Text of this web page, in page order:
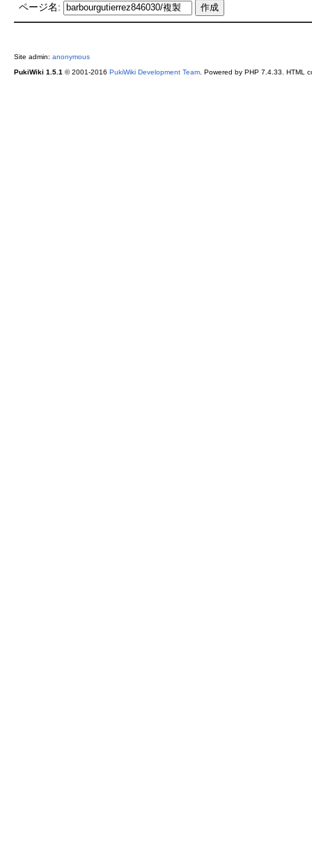
ページ名:
Site admin: anonymous
PukiWiki 1.5.1 © 2001-2016 PukiWiki Development Team. Powered by PHP 7.4.33. HTML